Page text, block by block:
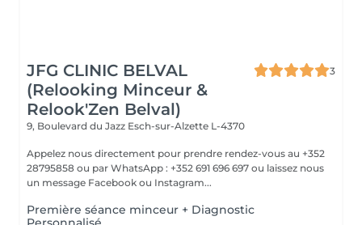
JFG CLINIC BELVAL
(Relooking Minceur &
Relook'Zen Belval)
3
9, Boulevard du Jazz Esch-sur-Alzette L-4370
Appelez nous directement pour prendre rendez-vous au +352
28795858 ou par WhatsApp : +352 691 696 697 ou laissez nous
un message Facebook ou Instagram...
Première séance minceur + Diagnostic